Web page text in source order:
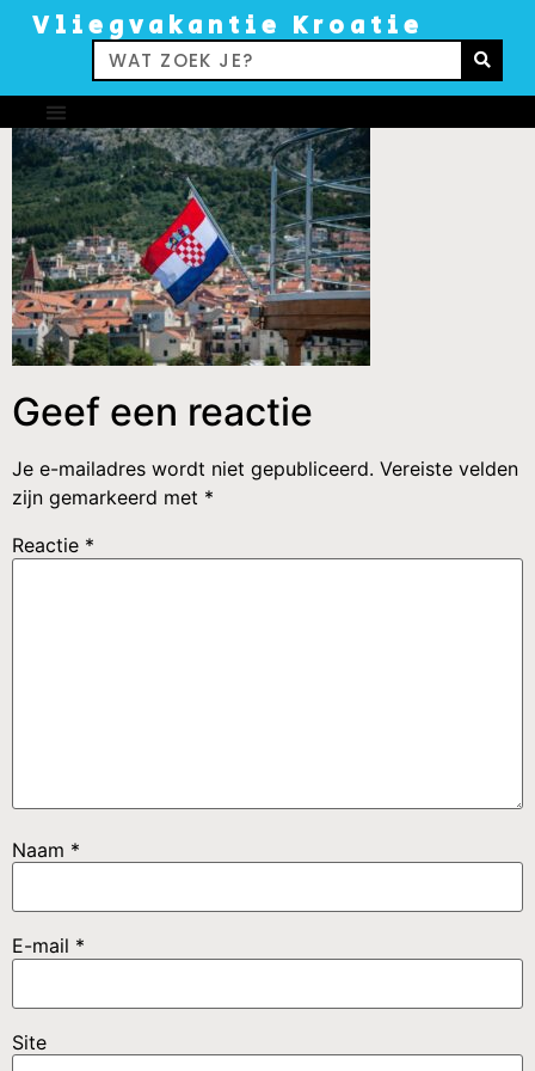
Vliegvakantie Kroatie
Geef een reactie
Je e-mailadres wordt niet gepubliceerd. Vereiste velden
zijn gemarkeerd met *
Reactie *
Naam *
E-mail *
Site